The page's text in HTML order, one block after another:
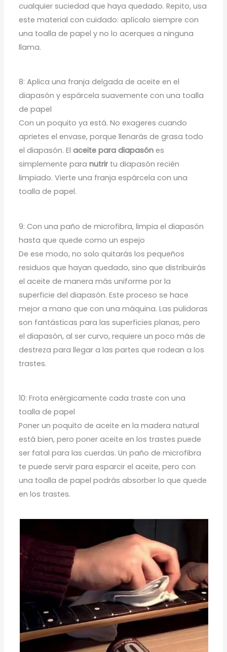
cualquier suciedad que haya quedado. Repito, usa
este material con cuidado: aplícalo siempre con
una toalla de papel y no lo acerques a ninguna
llama.
8: Aplica una franja delgada de aceite en el
diapasón y espárcela suavemente con una toalla
de papel
Con un poquito ya está. No exageres cuando
aprietes el envase, porque llenarás de grasa todo
el diapasón. Elaceite para diapasón es
simplemente paranutrirtu diapasón recién
limpiado. Vierte una franja espárcela con una
toalla de papel.
9: Con una paño de microfibra, limpia el diapasón
hasta que quede como un espejo
De ese modo, no solo quitarás los pequeños
residuos que hayan quedado, sino que distribuirás
el aceite de manera más uniforme por la
superficie del diapasón. Este proceso se hace
mejor a mano que con una máquina. Las pulidoras
son fantásticas para las superficies planas, pero
el diapasón, al ser curvo, requiere un poco más de
destreza para llegar a las partes que rodean a los
trastes.
10: Frota enérgicamente cada traste con una
toalla de papel
Poner un poquito de aceite en la madera natural
está bien, pero poner aceite en los trastes puede
ser fatal para las cuerdas. Un paño de microfibra
te puede servir para esparcir el aceite, pero con
una toalla de papel podrás absorber lo que quede
en los trastes.